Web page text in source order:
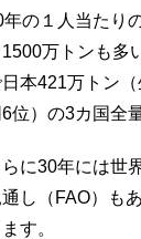
の１人当たり
1500万トンも多
本421万トン
6位）の3カ国全
に30年には世
通し（FAO）も
す。